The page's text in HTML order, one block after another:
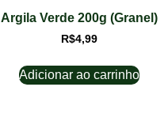
Argila Verde 200g (Granel)
R$4,99
Adicionar ao carrinho